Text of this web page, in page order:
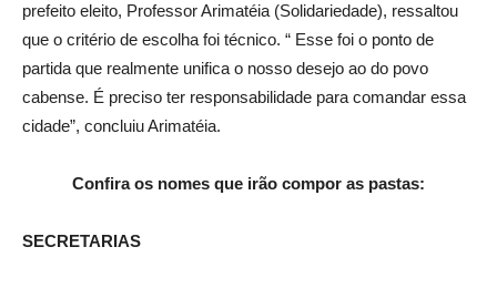
prefeito eleito, Professor Arimatéia (Solidariedade), ressaltou
que o critério de escolha foi técnico. “ Esse foi o ponto de
partida que realmente unifica o nosso desejo ao do povo
cabense. É preciso ter responsabilidade para comandar essa
cidade”, concluiu Arimatéia.
Confira os nomes que irão compor as pastas:
SECRETARIAS